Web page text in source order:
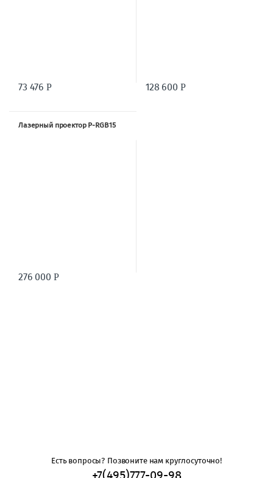
73 476Р 128 600 Р
Лазерный проектор P-RGB15
276 000 Р
Есть вопросы? Позвоните нам круглосуточно!
+7(495)777-09-98